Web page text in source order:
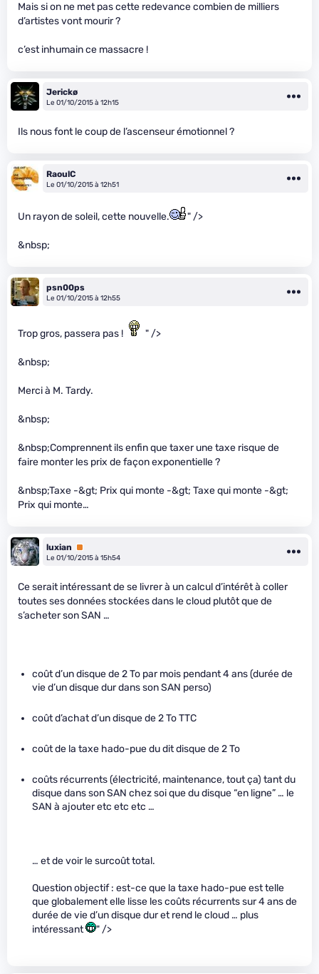
Mais si on ne met pas cette redevance combien de milliers
d’artistes vont mourir ?
c’est inhumain ce massacre !
Jerickø
Le 01/10/2015 à 12h15
Ils nous font le coup de l’ascenseur émotionnel ?
RaoulC
Le 01/10/2015 à 12h51
Un rayon de soleil, cette nouvelle. " />
&nbsp;
psn00ps
Le 01/10/2015 à 12h55
Trop gros, passera pas ! " />
&nbsp;
Merci à M. Tardy.
&nbsp;
&nbsp;Comprennent ils enfin que taxer une taxe risque de
faire monter les prix de façon exponentielle ?
&nbsp;Taxe -&gt; Prix qui monte -&gt; Taxe qui monte -&gt;
Prix qui monte…
luxian
Premium
Le 01/10/2015 à 15h54
Ce serait intéressant de se livrer à un calcul d’intérêt à coller
toutes ses données stockées dans le cloud plutôt que de
s’acheter son SAN …
coût d’un disque de 2 To par mois pendant 4 ans (durée de
vie d’un disque dur dans son SAN perso)
coût d’achat d’un disque de 2 To TTC
coût de la taxe hado-pue du dit disque de 2 To
coûts récurrents (électricité, maintenance, tout ça) tant du
disque dans son SAN chez soi que du disque “en ligne” … le
SAN à ajouter etc etc etc …
… et de voir le surcoût total.
Question objectif : est-ce que la taxe hado-pue est telle
que globalement elle lisse les coûts récurrents sur 4 ans de
durée de vie d’un disque dur et rend le cloud … plus
intéressant
" />